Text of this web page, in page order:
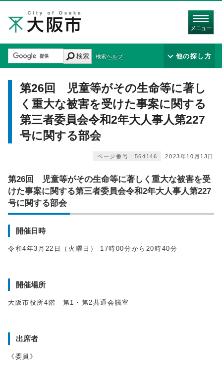
メニュー
検索 検索ヘルプ 他の探し方
第26回 児童等がその生命等に著し
く重大な被害を受けた事案に関する
第三者委員会令和2年大人事人第227
号に関する部会
2023年10月13日
ページ番号：564146
第26回 児童等がその生命等に著しく重大な被害を受
けた事案に関する第三者委員会令和2年大人事人第227
号に関する部会
開催日時
令和4年3月22日（火曜日） 17時00分から20時40分
開催場所
大阪市役所4階 第1・第2共通会議室
出席者
《委員》